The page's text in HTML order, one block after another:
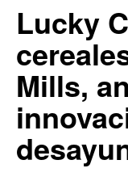
Lucky
Mills,